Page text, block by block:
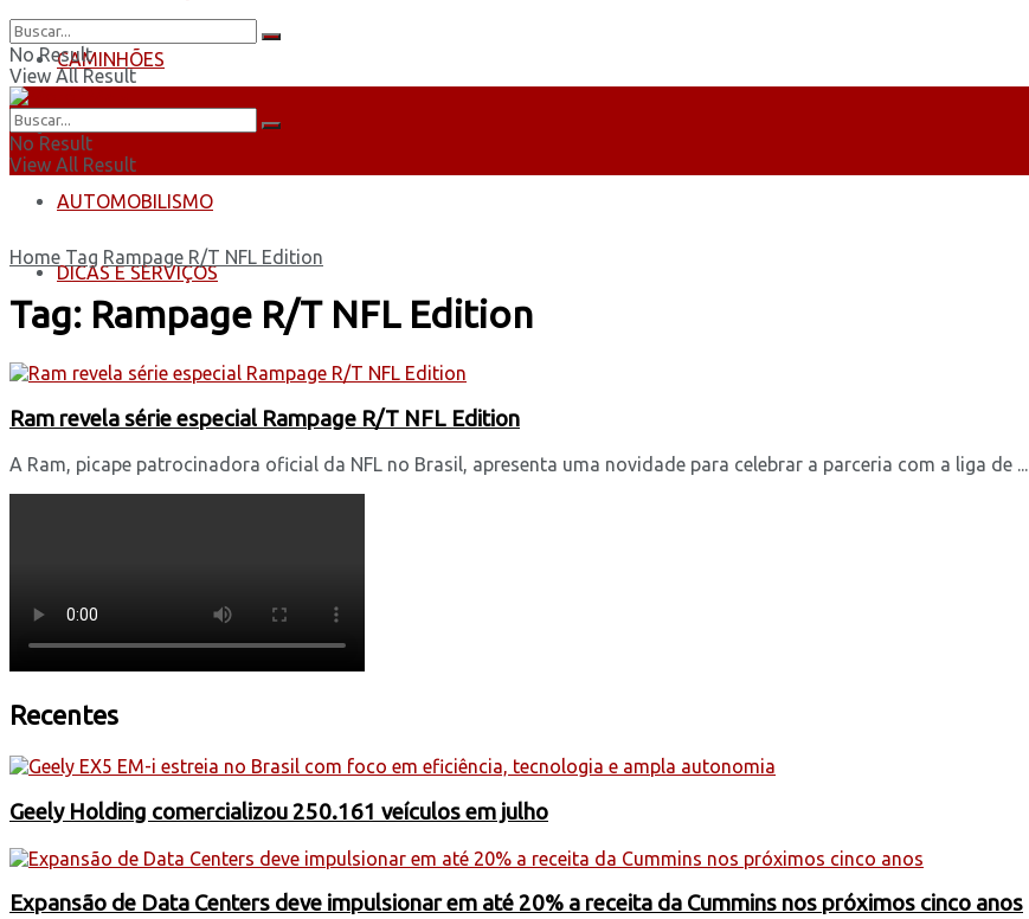
CAMINHÕES
ÔNIBUS
AUTOMOBILISMO
DICAS E SERVIÇOS
No Result
View All Result
No Result
View All Result
Home Tag Rampage R/T NFL Edition
Tag: Rampage R/T NFL Edition
Ram revela série especial Rampage R/T NFL Edition
A Ram, picape patrocinadora oficial da NFL no Brasil, apresenta uma novidade para celebrar a parceria com a liga de ...
Recentes
Geely Holding comercializou 250.161 veículos em julho
Expansão de Data Centers deve impulsionar em até 20% a receita da Cummins nos próximos cinco anos